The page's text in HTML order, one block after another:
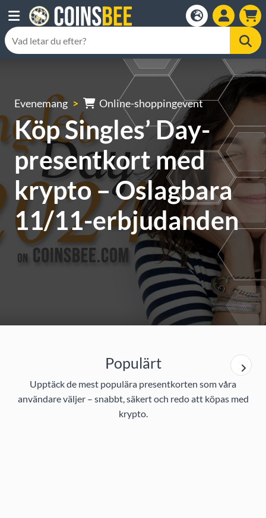
Evenemang Online-shoppingevent
Köp Singles’ Day-
presentkort med
krypto – Oslagbara
11/11-erbjudanden
Populärt
Upptäck de mest populära presentkorten som våra
användare väljer – snabbt, säkert och redo att köpas med
krypto.